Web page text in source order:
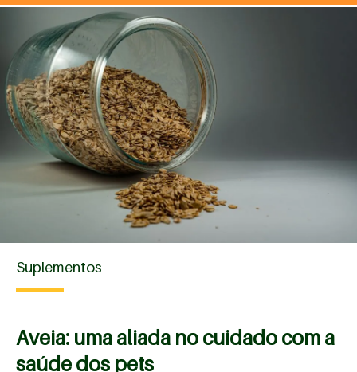
Suplementos
Aveia: uma aliada no cuidado com a
saúde dos pets